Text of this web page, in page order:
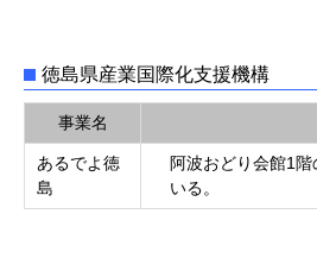
徳島県産業国際化支援機構
事業名
あるでよ徳
島
阿波おどり会館1
いる。